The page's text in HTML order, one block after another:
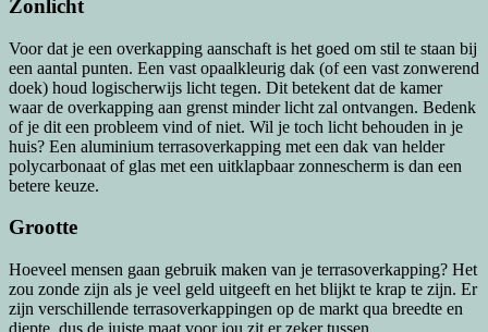
Zonlicht
Voor dat je een overkapping aanschaft is het goed om stil te staan bij
een aantal punten. Een vast opaalkleurig dak (of een vast zonwerend
doek) houd logischerwijs licht tegen. Dit betekent dat de kamer
waar de overkapping aan grenst minder licht zal ontvangen. Bedenk
of je dit een probleem vind of niet. Wil je toch licht behouden in je
huis? Een aluminium terrasoverkapping met een dak van helder
polycarbonaat of glas met een uitklapbaar zonnescherm is dan een
betere keuze.
Grootte
Hoeveel mensen gaan gebruik maken van je terrasoverkapping? Het
zou zonde zijn als je veel geld uitgeeft en het blijkt te krap te zijn. Er
zijn verschillende terrasoverkappingen op de markt qua breedte en